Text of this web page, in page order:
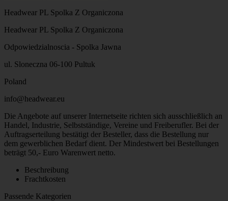
Headwear PL Spolka Z Organiczona
Headwear PL Spolka Z Organiczona
Odpowiedzialnoscia - Spolka Jawna
ul. Sloneczna 06-100 Pultuk
Poland
info@headwear.eu
Die Angebote auf unserer Internetseite richten sich ausschließlich an
Handel, Industrie, Selbstständige, Vereine und Freiberufler. Bei der
Auftragserteilung bestätigt der Besteller, dass die Bestellung nur
dem gewerblichen Bedarf dient. Der Mindestwert bei Bestellungen
beträgt 50,- Euro Warenwert netto.
Beschreibung
Frachtkosten
Passende Kategorien